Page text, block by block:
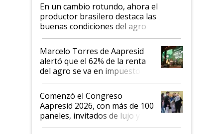
En un cambio rotundo, ahora el
productor brasilero destaca las
buenas condiciones del agro
argentino para invertir: "Los veo
más motivados"
Marcelo Torres de Aapresid
alertó que el 62% de la renta
del agro se va en impuestos:
"No es bueno que en
Argentina se sigan discutiendo
las mismas cosas de hace 50
años"
Comenzó el Congreso
Aapresid 2026, con más de 100
paneles, invitados de lujo y
todas las tendencias